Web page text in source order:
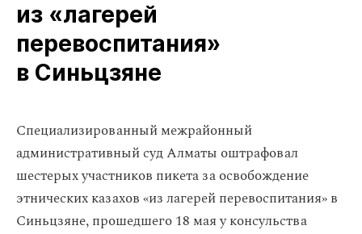
из «лагерей
перевоспитания»
в Синьцзяне
Специализированный межрайонный
административный суд Алматы оштрафовал
шестерых участников пикета за освобождение
этнических казахов «из лагерей перевоспитания» в
Синьцзяне, прошедшего 18 мая у консульства